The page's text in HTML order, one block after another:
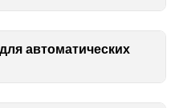
автоматических